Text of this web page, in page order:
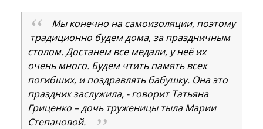
Мы конечно на самоизоляции, поэтому
традиционно будем дома, за праздничным
столом. Достанем все медали, у неё их
очень много. Будем чтить память всех
погибших, и поздравлять бабушку. Она это
праздник заслужила, - говорит Татьяна
Гриценко – дочь труженицы тыла Марии
Степановой.